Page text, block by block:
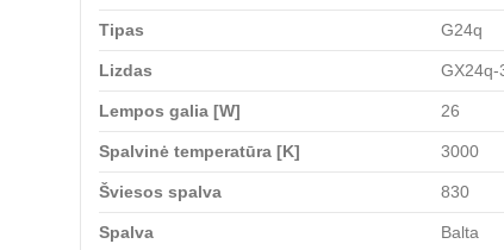
Tipas G24q
Lizdas GX24q-
Lempos galia [W] 26
Spalvinė temperatūra [K] 3000
Šviesos spalva 830
Spalva Balta